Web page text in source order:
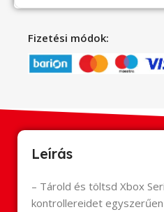
Fizetési módok:
Leírás
– Tárold és töltsd Xbox
kontrollereidet